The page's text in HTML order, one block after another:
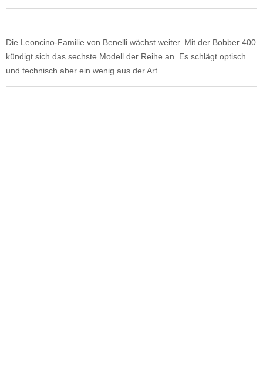
Die Leoncino-Familie von Benelli wächst weiter. Mit der Bobber 400
kündigt sich das sechste Modell der Reihe an. Es schlägt optisch
und technisch aber ein wenig aus der Art.